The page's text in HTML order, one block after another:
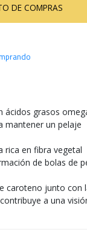
ácidos grasos
mantener un pelaje
rica en fibra vegetal
de bolas de
caroteno junto con
a una